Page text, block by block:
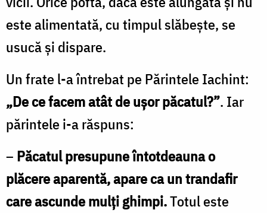
este alimentată, cu timpul slăbeşte, se
usucă şi dispare.
Un frate l-a întrebat pe Părintele Iachint:
„De ce facem atât de uşor păcatul?”. Iar
părintele i-a răspuns:
– Păcatul presupune întotdeauna o
plăcere aparentă, apare ca un trandafir
care ascunde mulţi ghimpi.Totul este